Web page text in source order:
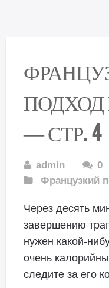
— СТР. 4
admin
0
Французкий
Через десять
завершению
нужен какой-
очень
следите за его